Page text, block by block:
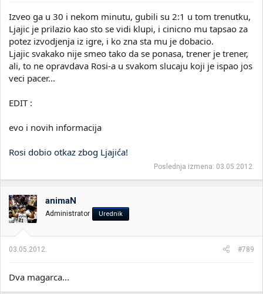
Izveo ga u 30 i nekom minutu, gubili su 2:1 u tom trenutku,
Ljajic je prilazio kao sto se vidi klupi, i cinicno mu tapsao za
potez izvodjenja iz igre, i ko zna sta mu je dobacio.
Ljajic svakako nije smeo tako da se ponasa, trener je trener,
ali, to ne opravdava Rosi-a u svakom slucaju koji je ispao jos
veci pacer...
EDIT :
evo i novih informacija
Rosi dobio otkaz zbog Ljajića!
Poslednja izmena: 03.05.2012.
animaN
Administrator Urednik
03.05.2012. #789
Dva magarca...